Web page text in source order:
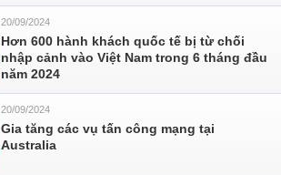
20/09/2024
Hơn 600 hành khách quốc tế bị từ chối
nhập cảnh vào Việt Nam trong 6 tháng đầu
năm 2024
20/09/2024
Gia tăng các vụ tấn công mạng tại
Australia